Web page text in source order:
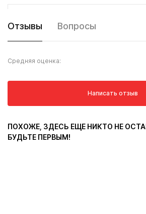
Отзывы Вопросы
Средняя оценка:
Написать отзыв
ПОХОЖЕ, ЗДЕСЬ ЕЩЕ НИКТО НЕ
БУДЬТЕ ПЕРВЫМ!